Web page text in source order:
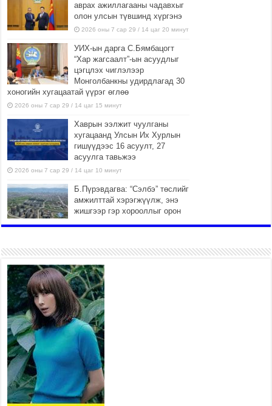
аврах ажиллагааны чадавхыг
олон улсын түвшинд хүргэнэ
2026 оны 7 сар 29 / 14 цаг 20 минут
УИХ-ын дарга С.Бямбацогт
“Хар жагсаалт”-ын асуудлыг
цэгцлэх чиглэлээр
Монголбанкны удирдлагад 30
хоногийн хугацаатай үүрэг өглөө
2026 оны 7 сар 29 / 14 цаг 15 минут
Хаврын ээлжит чуулганы
хугацаанд Улсын Их Хурлын
гишүүдээс 16 асуулт, 27
асуулга тавьжээ
2026 оны 7 сар 29 / 14 цаг 10 минут
Б.Пүрэвдагва: “Сэлбэ” төслийг
амжилттай хэрэгжүүлж, энэ
жишгээр гэр хорооллыг орон
Иргэд нийгмийн харилцаа,
хөдөлмөр эрхлэхэд
тулгамдаж буй асуудлаа УИХ-
ын гишүүнд уламжиллаа
2026 оны 7 сар 29 / 9 цаг 52 минут
“СМАРТ СЭЛБЭ СИТИ”-Г
ЗОРИЛТОТ БҮЛЭГТ ХҮРГЭХ
ХҮРЭЭНД МКВ-ИЙН ҮНИЙГ
БУУЛГАХ ҮҮРЭГ ӨГӨВ
2026 оны 7 сар 28 / 16 цаг 47 минут
Эдийн засгийн эрх чөлөөний тухай хуулийн үр
дүнд хөрөнгө оруулалтын таатай орчин бүрдэнэ